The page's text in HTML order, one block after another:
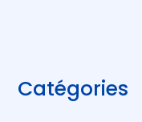
Blog
sidebar
Catégories